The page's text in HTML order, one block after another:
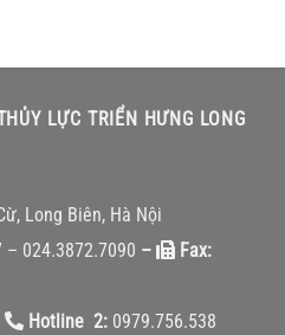
LỰC TRIỂN HƯNG LONG
Long Biên, Hà Nội
– 024.3872.7090 –
Fax:
Hotline 2: 0979.756.538